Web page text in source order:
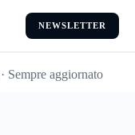
NEWSLETTER
Sempre aggiornato